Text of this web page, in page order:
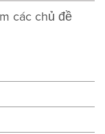
các chủ đề